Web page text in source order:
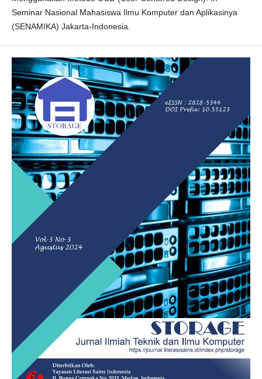
Seminar Nasional Mahasiswa Ilmu Komputer dan Aplikasinya
(SENAMIKA) Jakarta-Indonesia.